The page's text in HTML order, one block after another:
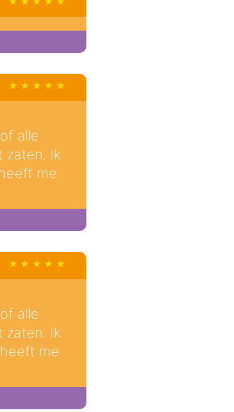
alle
zaten. Ik
me
alle
zaten. Ik
me